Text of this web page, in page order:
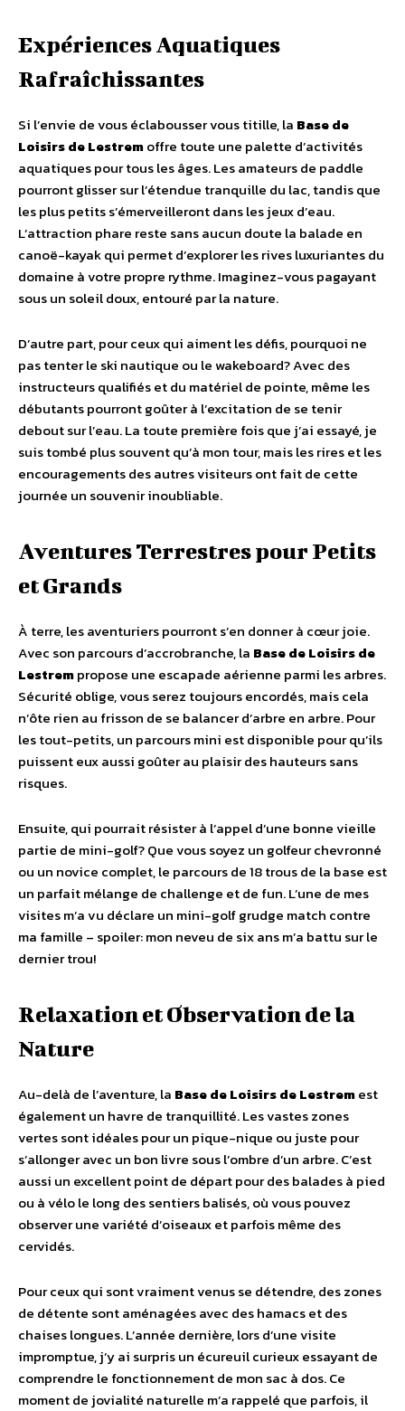
Expériences Aquatiques
Rafraîchissantes
Si l’envie de vous éclabousser vous titille, la Base de
Loisirs de Lestremoffre toute une palette d’activités
aquatiques pour tous les âges. Les amateurs de paddle
pourront glisser sur l’étendue tranquille du lac, tandis que
les plus petits s’émerveilleront dans les jeux d’eau.
L’attraction phare reste sans aucun doute la balade en
canoë-kayak qui permet d’explorer les rives luxuriantes du
domaine à votre propre rythme. Imaginez-vous pagayant
sous un soleil doux, entouré par la nature.
D’autre part, pour ceux qui aiment les défis, pourquoi ne
pas tenter le ski nautique ou le wakeboard? Avec des
instructeurs qualifiés et du matériel de pointe, même les
débutants pourront goûter à l’excitation de se tenir
debout sur l’eau. La toute première fois que j’ai essayé, je
suis tombé plus souvent qu’à mon tour, mais les rires et les
encouragements des autres visiteurs ont fait de cette
journée un souvenir inoubliable.
Aventures Terrestres pour Petits
et Grands
À terre, les aventuriers pourront s’en donner à cœur joie.
Avec son parcours d’accrobranche, la Base de Loisirs de
Lestrempropose une escapade aérienne parmi les arbres.
Sécurité oblige, vous serez toujours encordés, mais cela
n’ôte rien au frisson de se balancer d’arbre en arbre. Pour
les tout-petits, un parcours mini est disponible pour qu’ils
puissent eux aussi goûter au plaisir des hauteurs sans
risques.
Ensuite, qui pourrait résister à l’appel d’une bonne vieille
partie de mini-golf? Que vous soyez un golfeur chevronné
ou un novice complet, le parcours de 18 trous de la base est
un parfait mélange de challenge et de fun. L’une de mes
visites m’a vu déclare un mini-golf grudge match contre
ma famille – spoiler: mon neveu de six ans m’a battu sur le
dernier trou!
Relaxation et Observation de la
Nature
Au-delà de l’aventure, la Base de Loisirs de Lestremest
également un havre de tranquillité. Les vastes zones
vertes sont idéales pour un pique-nique ou juste pour
s’allonger avec un bon livre sous l’ombre d’un arbre. C’est
aussi un excellent point de départ pour des balades à pied
ou à vélo le long des sentiers balisés, où vous pouvez
observer une variété d’oiseaux et parfois même des
cervidés.
Pour ceux qui sont vraiment venus se détendre, des zones
de détente sont aménagées avec des hamacs et des
chaises longues. L’année dernière, lors d’une visite
impromptue, j’y ai surpris un écureuil curieux essayant de
comprendre le fonctionnement de mon sac à dos. Ce
moment de jovialité naturelle m’a rappelé que parfois, il